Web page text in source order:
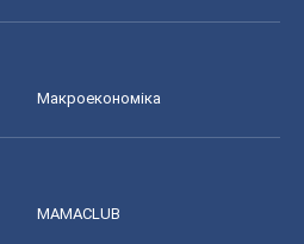
Макроекономіка
MAMACLUB